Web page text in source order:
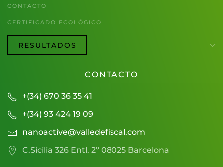
CONTACTO
CERTIFICADO ECOLÓGICO
RESULTADOS
CONTACTO
+(34) 670 36 35 41
+(34) 93 424 19 09
nanoactive@valledefiscal.com
C.Sicilia 326 Entl. 2º 08025 Barcelona